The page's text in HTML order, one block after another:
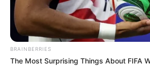
Imunização
— Módulo VIII - Discussão de Casos em
BRAINBERRIES
The Most Surprising Things About FIFA